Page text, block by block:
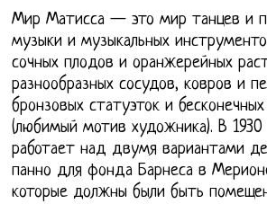
Мир Матисса — это мир танцев и
музыки и музыкальных
сочных плодов и оранжерейных
разнообразных сосудов, ковров и
бронзовых статуэток и
(любимый мотив художника). В
работает над двумя вариантами
панно для фонда Барнеса в
которые должны были быть